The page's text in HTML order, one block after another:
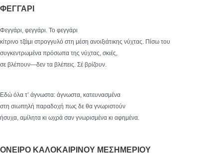
ΦΕΓΓΑΡΙ
Φεγγάρι, φεγγάρι. Το φεγγάρι
κίτρινο τζάμι στρογγυλό στη μέση ανοιξιάτικης νύχτας. Πίσω του
συγκεντρωμένα πρόσωπα της νύχτας, σκιές,
σε βλέπουν—δεν τα βλέπεις. Σέ βρίζουν.
Εδώ όλα τ’ άγνωστα: άγνωστα, κατευνασμένα
στη σιωπηλή παραδοχή πως δε θα γνωριστούν
ήσυχα, αμίλητα κι ωχρά σαν γνωρισμένα κι αφημένα.
ΟΝΕΙΡΟ ΚΑΛΟΚΑΙΡΙΝΟΥ ΜΕΣΗΜΕΡΙΟΥ